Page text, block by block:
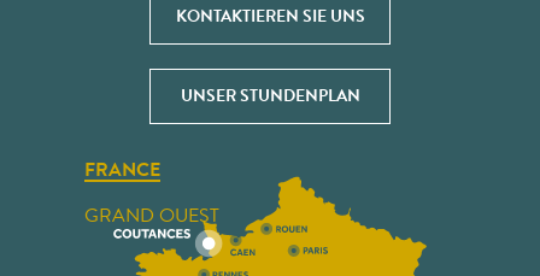
KONTAKTIEREN SIE UNS
UNSER STUNDENPLAN
FRANCE
GRAND OUEST